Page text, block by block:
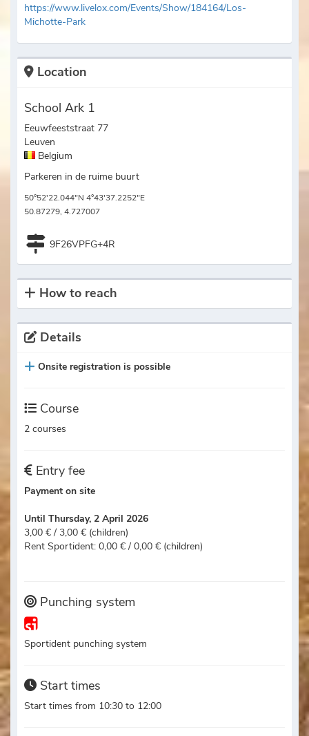
https://www.livelox.com/Events/Show/184164/Los-
Michotte-Park
Location
School Ark 1
Eeuwfeeststraat 77
Leuven
Belgium
Parkeren in de ruime buurt
50°52'22.044"N 4°43'37.2252"E
50.87279, 4.727007
9F26VPFG+4R
How to reach
Details
Onsite registration is possible
Course
2 courses
Entry fee
Payment on site
Until Thursday, 2 April 2026
3,00 € / 3,00 € (children)
Rent Sportident: 0,00 € / 0,00 € (children)
Punching system
Sportident punching system
Start times
Start times from 10:30 to 12:00